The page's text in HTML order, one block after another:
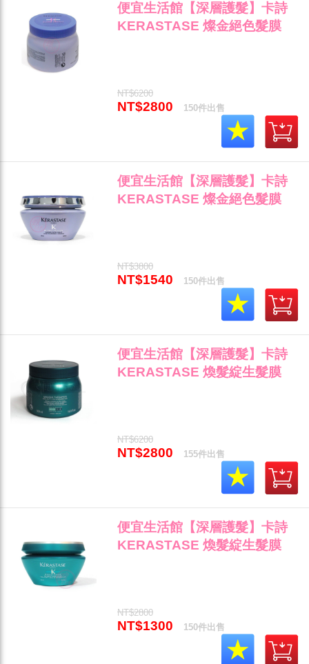
便宜生活館【深層護髮】卡詩
KERASTASE 燦金絕色髮膜
NT$6200
NT$2800 150件出售
便宜生活館【深層護髮】卡詩
KERASTASE 燦金絕色髮膜
NT$3800
NT$1540 150件出售
便宜生活館【深層護髮】卡詩
KERASTASE 煥髮綻生髮膜
NT$6200
NT$2800 155件出售
便宜生活館【深層護髮】卡詩
KERASTASE 煥髮綻生髮膜
NT$2800
NT$1300 150件出售